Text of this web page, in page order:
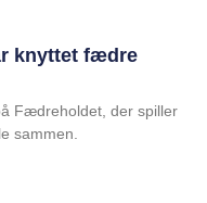
knyttet fædre
Fædreholdet, der spiller
sammen.